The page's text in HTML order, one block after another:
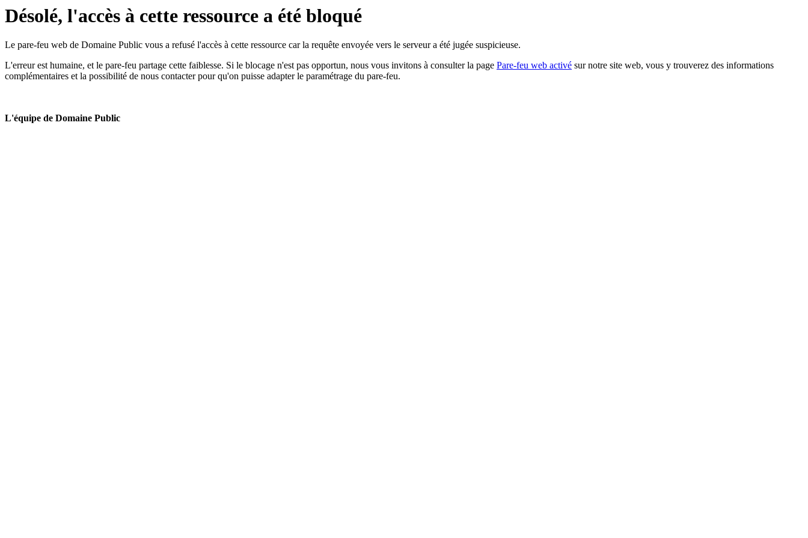
Désolé, l'accès à cette ressource a été bloqué
Le pare-feu web de Domaine Public vous a refusé l'accès à cette ressource car la requête envoyée vers le serveur a été jugée suspicieuse.
L'erreur est humaine, et le pare-feu partage cette faiblesse. Si le blocage n'est pas opportun, nous vous invitons à consulter la page Pare-feu web activé sur notre site web, vous y trouverez des informations
complémentaires et la possibilité de nous contacter pour qu'on puisse adapter le paramétrage du pare-feu.
L'équipe de Domaine Public